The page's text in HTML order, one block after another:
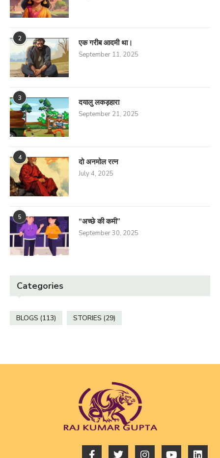
2 एक गरीब आदमी था।
September 11, 2025
3 दयालु लकड़हारा
September 21, 2025
4 दो अनमोल रत्न
July 4, 2025
5 “अच्छे की कमी”
September 30, 2025
Categories
BLOGS (113) STORIES (29)